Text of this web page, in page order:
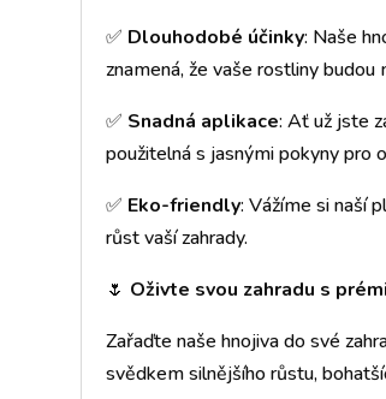
✅ Dlouhodobé účinky: Naše
znamená, že vaše rostliny
✅ Snadná aplikace: Ať už jste
použitelná s jasnými pokyny pro
✅ Eko-friendly: Vážíme si naší
růst vaší zahrady.
🌷 Oživte svou zahradu s
Zařaďte naše hnojiva do své
svědkem silnějšího růstu,